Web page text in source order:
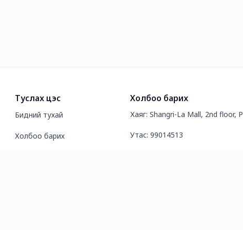
Туслах цэс
Бидний тухай
Холбоо барих
Холбоо барих
Хаяг: Shangri-La Mall, 2nd floor,
Утас: 99014513